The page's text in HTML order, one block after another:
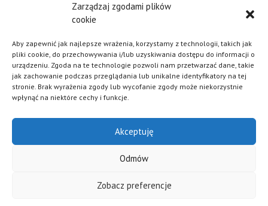
Zarządzaj zgodami plików
cookie
Aby zapewnić jak najlepsze wrażenia, korzystamy z technologii, takich jak
pliki cookie, do przechowywania i/lub uzyskiwania dostępu do informacji o
urządzeniu. Zgoda na te technologie pozwoli nam przetwarzać dane, takie
jak zachowanie podczas przeglądania lub unikalne identyfikatory na tej
stronie. Brak wyrażenia zgody lub wycofanie zgody może niekorzystnie
wpłynąć na niektóre cechy i funkcje.
Akceptuję
Odmów
Zobacz preferencje
Załatwianie spraw w urzędzie
Zamówienia publiczne
Punkty Informacyjne FE
Praca w urzędzie
Klauzula informacyjna RODO